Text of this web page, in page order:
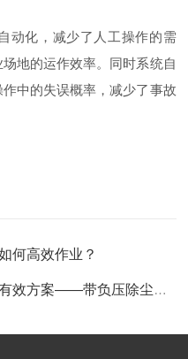
化，减少了人工操作的需
地的运作效率。同时系统自
中的失误概率，减少了事故
何高效作业？
带负压除尘伸缩溜筒的散装机